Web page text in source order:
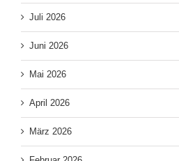
Juli 2026
Juni 2026
Mai 2026
April 2026
März 2026